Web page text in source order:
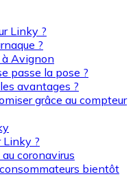
Linky ?
?
Avignon
passe la pose ?
avantages ?
grâce au compteur
Linky ?
coronavirus
bientôt